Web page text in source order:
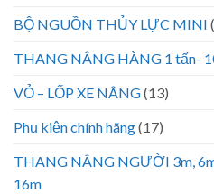
BỘ NGUỒN THỦY LỰC MINI
THANG NÂNG HÀNG 1 tấn-
VỎ – LỐP XE NÂNG(13)
Phụ kiện chính hãng(17)
THANG NÂNG NGƯỜI 3m,
16m